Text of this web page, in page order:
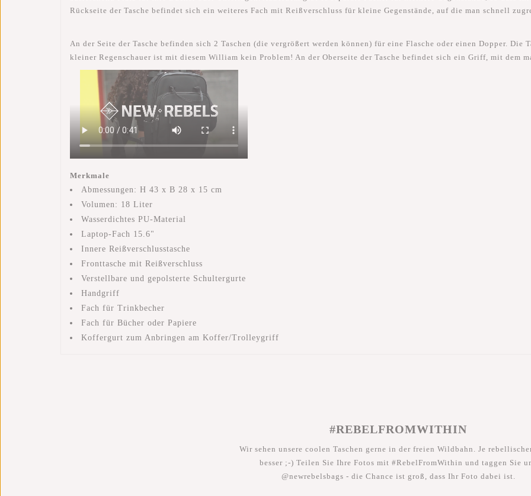
Rückseite der Tasche befindet sich ein weiteres Fach mit Reißverschluss für kleine Gegenstände, auf die man schnell
An der Seite der Tasche befinden sich 2 Taschen (die vergrößert werden können) für eine Flasche oder einen Dopper. Die
kleiner Regenschauer ist mit diesem William kein Problem! An der Oberseite der Tasche befindet sich ein Griff, mit dem
Merkmale
Abmessungen: H 43 x B 28 x 15 cm
Volumen: 18 Liter
Wasserdichtes PU-Material
Laptop-Fach 15.6"
Innere Reißverschlusstasche
Fronttasche mit Reißverschluss
Verstellbare und gepolsterte Schultergurte
Handgriff
Fach für Trinkbecher
Fach für Bücher oder Papiere
Koffergurt zum Anbringen am Koffer/Trolleygriff
#REBELFROMWITHIN
Wir sehen unsere coolen Taschen gerne in der freien Wildbahn. Je
besser ;-) Teilen Sie Ihre Fotos mit #RebelFromWithin und taggen Sie
@newrebelsbags - die Chance ist groß, dass Ihr Foto dabei ist.